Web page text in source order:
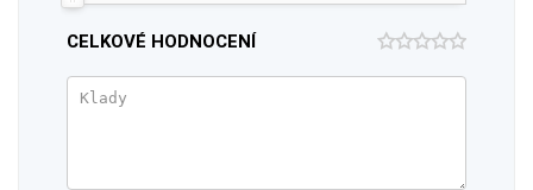
CELKOVÉ HODNOCENÍ